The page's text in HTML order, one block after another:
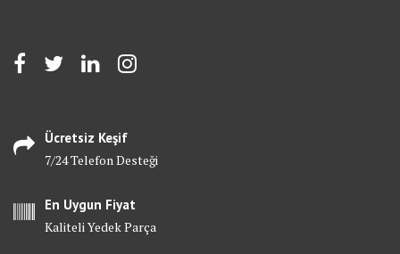
Ücretsiz Keşif
7/24 Telefon Desteği
En Uygun Fiyat
Kaliteli Yedek Parça